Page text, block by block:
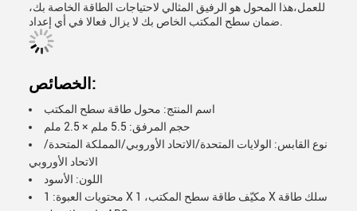
للعمل،هذا المحول هو الرفيق المثالي لاحتياجات الطاقة الخاصة بك،
الخصائص:
اسم المنتج: محول طاقة سطح المكتب
حجم المرفق: 5.5 ملم × 2.5 ملم
نوع القابس: الولايات المتحدة/الاتحاد الأوروبي/المملكة المتحدة/
الاتحاد الأوروبي
اللون: الأسود
محتويات العبوة: 1 X مكيّف طاقة سطح المكتب، 1 X سلك طاقة